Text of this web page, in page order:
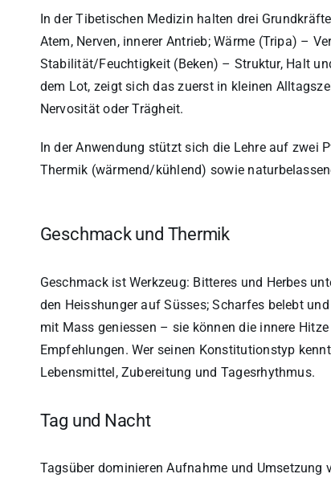
In der Tibetischen Medizin halten drei
Atem, Nerven, innerer Antrieb; Wärme (Tripa) –
Stabilität/Feuchtigkeit (Beken) – Struktur, Halt
dem Lot, zeigt sich das zuerst in kleinen
Nervosität oder Trägheit.
In der Anwendung stützt sich die Lehre auf zwei
Thermik (wärmend/kühlend) sowie
Geschmack und Thermik
Geschmack ist Werkzeug: Bitteres und Herbes
den Heisshunger auf Süsses; Scharfes belebt
mit Mass geniessen – sie können die innere
Empfehlungen. Wer seinen Konstitutionstyp
Lebensmittel, Zubereitung und Tagesrhythmus.
Tag und Nacht
Tagsüber dominieren Aufnahme und